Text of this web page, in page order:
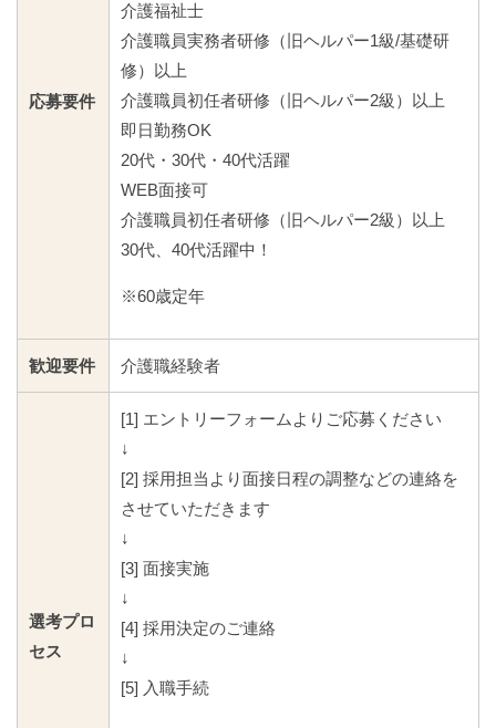
応募要件
介護福祉士
介護職員実務者研修（旧ヘルパー1級/基礎研
修）以上
介護職員初任者研修（旧ヘルパー2級）以上
即日勤務OK
20代・30代・40代活躍
WEB面接可
介護職員初任者研修（旧ヘルパー2級）以上
30代、40代活躍中！
※60歳定年
歓迎要件 介護職経験者
選考プロ
セス
[1] エントリーフォームよりご応募ください
↓
[2] 採用担当より面接日程の調整などの連絡を
させていただきます
↓
[3] 面接実施
↓
[4] 採用決定のご連絡
↓
[5] 入職手続